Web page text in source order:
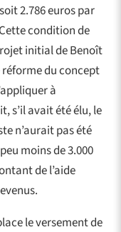
2.786 euros par
condition de
initial de Benoît
du concept
à
s’il avait été élu, le
n’aurait pas été
moins de 3.000
de l’aide
le versement de